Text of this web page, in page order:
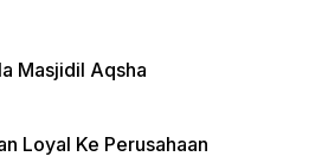
Masjidil Aqsha
Loyal Ke Perusahaan